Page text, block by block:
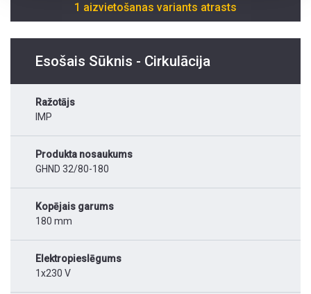
1 aizvietošanas variants atrasts
Esošais Sūknis - Cirkulācija
Ražotājs
IMP
Produkta nosaukums
GHND 32/80-180
Kopējais garums
180 mm
Elektropieslēgums
1x230 V